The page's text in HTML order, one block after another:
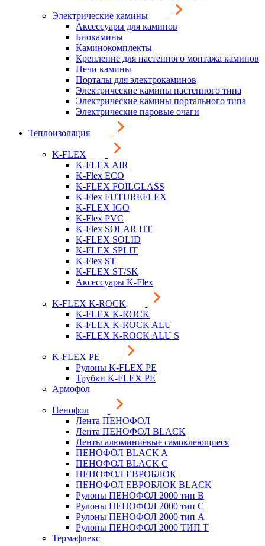
Электрические камины
Аксессуары для каминов
Биокамины
Каминокомплекты
Крепление для настенного монтажа каминов
Печи камины
Порталы для электрокаминов
Электрические камины настенного типа
Электрические камины портального типа
Электрические паровые очаги
Теплоизоляция
K-FLEX
K-FLEX AIR
K-Flex ECO
K-FLEX FOILGLASS
K-Flex FUTUREFLEX
K-FLEX IGO
K-Flex PVC
K-Flex SOLAR HT
K-FLEX SOLID
K-FLEX SPLIT
K-Flex ST
K-FLEX ST/SK
Аксессуары K-Flex
K-FLEX K-ROCK
K-FLEX K-ROCK
K-FLEX K-ROCK ALU
K-FLEX K-ROCK ALU S
K-FLEX PE
Рулоны K-FLEX PE
Трубки K-FLEX PE
Армофол
Пенофол
Лента ПЕНОФОЛ
Лента ПЕНОФОЛ BLACK
Ленты алюминиевые самоклеющиеся
ПЕНОФОЛ BLACK A
ПЕНОФОЛ BLACK С
ПЕНОФОЛ ЕВРОБЛОК
ПЕНОФОЛ ЕВРОБЛОК BLACK
Рулоны ПЕНОФОЛ 2000 тип B
Рулоны ПЕНОФОЛ 2000 тип C
Рулоны ПЕНОФОЛ 2000 тип А
Рулоны ПЕНОФОЛ 2000 ТИП Т
Термафлекс